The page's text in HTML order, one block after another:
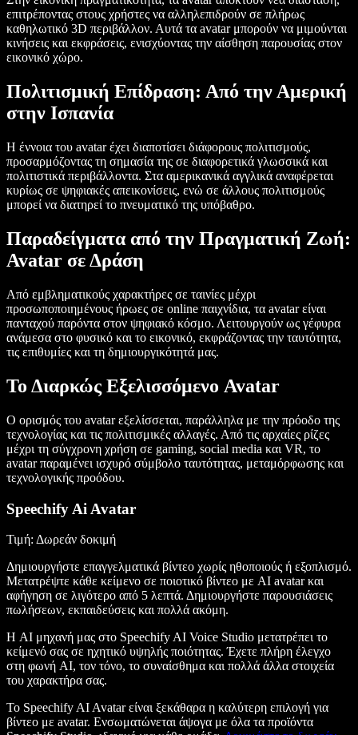
επιτρέποντας στους χρήστες να αλληλεπιδρούν σε πλήρως
καθηλωτικό 3D περιβάλλον. Αυτά τα avatar μπορούν να μιμούνται
κινήσεις και εκφράσεις, ενισχύοντας την αίσθηση παρουσίας στον
εικονικό χώρο.
Πολιτισμική Επίδραση: Από την Αμερική
στην Ισπανία
Η έννοια του avatar έχει διαποτίσει διάφορους πολιτισμούς,
προσαρμόζοντας τη σημασία της σε διαφορετικά γλωσσικά και
πολιτιστικά περιβάλλοντα. Στα αμερικανικά αγγλικά αναφέρεται
κυρίως σε ψηφιακές απεικονίσεις, ενώ σε άλλους πολιτισμούς
μπορεί να διατηρεί το πνευματικό της υπόβαθρο.
Παραδείγματα από την Πραγματική Ζωή:
Avatar σε Δράση
Από εμβληματικούς χαρακτήρες σε ταινίες μέχρι
προσωποποιημένους ήρωες σε online παιχνίδια, τα avatar είναι
πανταχού παρόντα στον ψηφιακό κόσμο. Λειτουργούν ως γέφυρα
ανάμεσα στο φυσικό και το εικονικό, εκφράζοντας την ταυτότητα,
τις επιθυμίες και τη δημιουργικότητά μας.
Το Διαρκώς Εξελισσόμενο Avatar
Ο ορισμός του avatar εξελίσσεται, παράλληλα με την πρόοδο της
τεχνολογίας και τις πολιτισμικές αλλαγές. Από τις αρχαίες ρίζες
μέχρι τη σύγχρονη χρήση σε gaming, social media και VR, το
avatar παραμένει ισχυρό σύμβολο ταυτότητας, μεταμόρφωσης και
τεχνολογικής προόδου.
Speechify Ai Avatar
Τιμή: Δωρεάν δοκιμή
Δημιουργήστε επαγγελματικά βίντεο χωρίς ηθοποιούς ή εξοπλισμό.
Μετατρέψτε κάθε κείμενο σε ποιοτικό βίντεο με AI avatar και
αφήγηση σε λιγότερο από 5 λεπτά. Δημιουργήστε παρουσιάσεις
πωλήσεων, εκπαιδεύσεις και πολλά ακόμη.
Η AI μηχανή μας στο Speechify AI Voice Studio μετατρέπει το
κείμενό σας σε ηχητικό υψηλής ποιότητας. Έχετε πλήρη έλεγχο
στη φωνή AI, τον τόνο, το συναίσθημα και πολλά άλλα στοιχεία
του χαρακτήρα σας.
Το Speechify AI Avatar είναι ξεκάθαρα η καλύτερη επιλογή για
βίντεο με avatar. Ενσωματώνεται άψογα με όλα τα προϊόντα